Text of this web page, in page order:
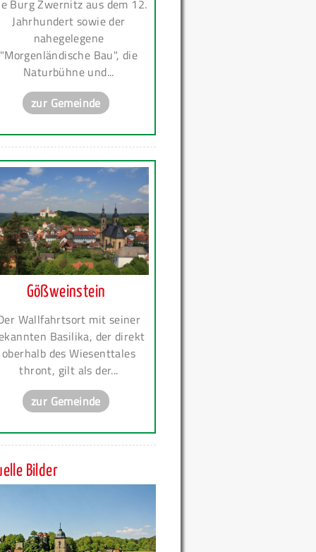
Burg Zwernitz aus dem 12.
Jahrhundert sowie der
nahegelegene
"Morgenländische Bau", die
Naturbühne und...
zur Gemeinde
Gößweinstein
Wallfahrtsort mit seiner
Basilika, der direkt
oberhalb des Wiesenttales
thront, gilt als der...
zur Gemeinde
Bilder